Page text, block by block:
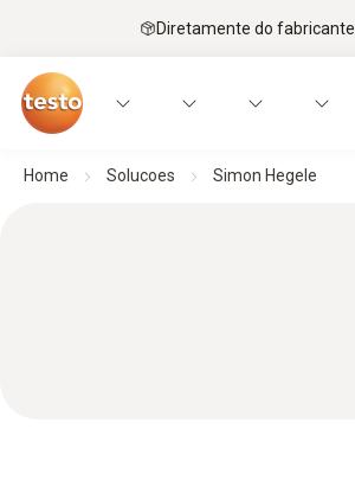
Diretamente do fabricante
Home Solucoes Simon Hegele